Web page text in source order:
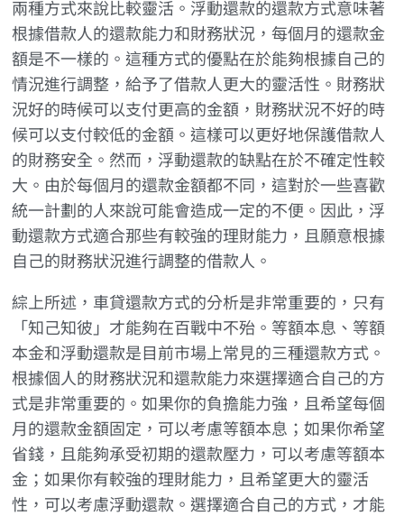
兩種方式來說比較靈活。浮動還款的還款方式意味著
根據借款人的還款能力和財務狀況，每個月的還款金
額是不一樣的。這種方式的優點在於能夠根據自己的
情況進行調整，給予了借款人更大的靈活性。財務狀
況好的時候可以支付更高的金額，財務狀況不好的時
候可以支付較低的金額。這樣可以更好地保護借款人
的財務安全。然而，浮動還款的缺點在於不確定性較
大。由於每個月的還款金額都不同，這對於一些喜歡
統一計劃的人來說可能會造成一定的不便。因此，浮
動還款方式適合那些有較強的理財能力，且願意根據
自己的財務狀況進行調整的借款人。
綜上所述，車貸還款方式的分析是非常重要的，只有
「知己知彼」才能夠在百戰中不殆。等額本息、等額
本金和浮動還款是目前市場上常見的三種還款方式。
根據個人的財務狀況和還款能力來選擇適合自己的方
式是非常重要的。如果你的負擔能力強，且希望每個
月的還款金額固定，可以考慮等額本息；如果你希望
省錢，且能夠承受初期的還款壓力，可以考慮等額本
金；如果你有較強的理財能力，且希望更大的靈活
性，可以考慮浮動還款。選擇適合自己的方式，才能